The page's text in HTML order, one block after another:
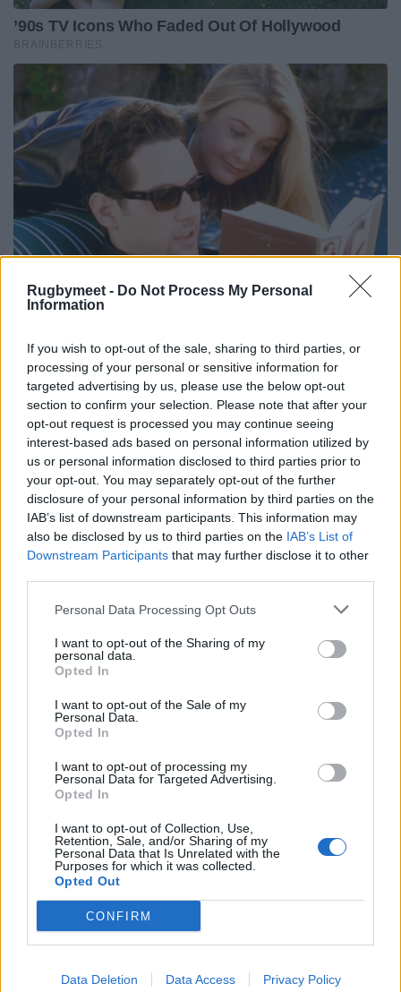
Rugbymeet - Do Not Process My Personal
Information
If you wish to opt-out of the sale, sharing to third parties, or
processing of your personal or sensitive information for
targeted advertising by us, please use the below opt-out
section to confirm your selection. Please note that after your
opt-out request is processed you may continue seeing
interest-based ads based on personal information utilized by
us or personal information disclosed to third parties prior to
your opt-out. You may separately opt-out of the further
disclosure of your personal information by third parties on the
IAB’s list of downstream participants. This information may
also be disclosed by us to third parties on the IAB’s List of
Downstream Participants that may further disclose it to other
Personal Data Processing Opt Outs
I want to opt-out of the Sharing of my
personal data.
Opted In
I want to opt-out of the Sale of my
Personal Data.
Opted In
I want to opt-out of processing my
Personal Data for Targeted Advertising.
Opted In
I want to opt-out of Collection, Use,
Retention, Sale, and/or Sharing of my
Personal Data that Is Unrelated with the
Purposes for which it was collected.
Opted Out
CONFIRM
Data Deletion Data Access Privacy Policy